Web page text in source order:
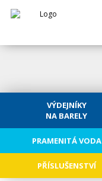
VÝDEJNÍKY
NA BARELY
PRAMENITÁ VODA
PŘÍSLUŠENSTVÍ